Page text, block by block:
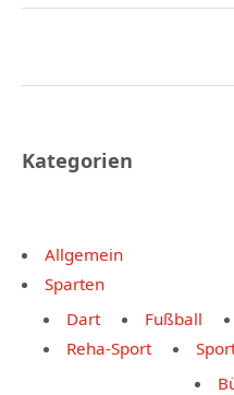
Kategorien
Allgemein
Sparten
Dart
Fußball
Reha-Sport